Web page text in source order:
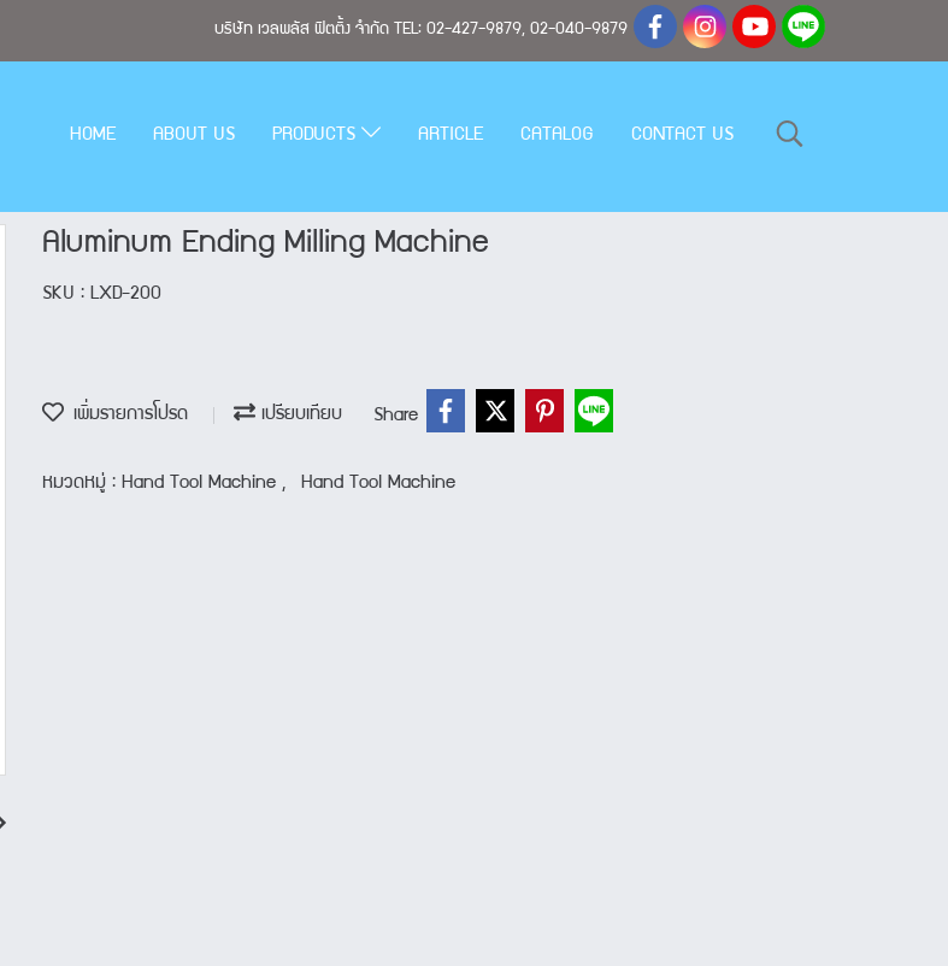
บริษัท เวลพลัส ฟิตติ้ง จำกัด TEL: 02-427-9879, 02-040-9879
HOME ABOUT US PRODUCTS ARTICLE CATALOG CONTACT US
Aluminum Ending Milling Machine
SKU : LXD-200
เพิ่มรายการโปรด เปรียบเทียบ Share
หมวดหมู่ : Hand Tool Machine , Hand Tool Machine